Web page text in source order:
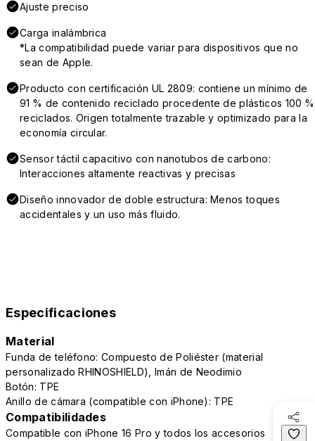
Ajuste preciso
Carga inalámbrica
*La compatibilidad puede variar para dispositivos que no
sean de Apple.
Producto con certificación UL 2809: contiene un mínimo de
91 % de contenido reciclado procedente de plásticos 100 %
reciclados. Origen totalmente trazable y optimizado para la
economía circular.
Sensor táctil capacitivo con nanotubos de carbono:
Interacciones altamente reactivas y precisas
Diseño innovador de doble estructura: Menos toques
accidentales y un uso más fluido.
Especificaciones
Material
Funda de teléfono: Compuesto de Poliéster (material
personalizado RHINOSHIELD), Imán de Neodimio
Botón: TPE
Anillo de cámara (compatible con iPhone): TPE
Compatibilidades
Compatible con iPhone 16 Pro y todos los accesorios